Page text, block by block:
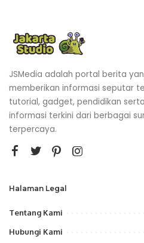
JSMedia adalah portal berita
memberikan informasi seputar
tutorial, gadget, pendidikan
informasi terkini dari berbagai
terpercaya.
Halaman Legal
Tentang Kami
Hubungi Kami